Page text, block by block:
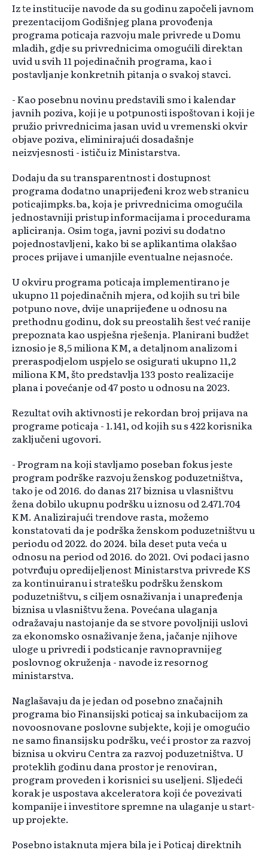
Iz te institucije navode da su godinu započeli javnom
prezentacijom Godišnjeg plana provođenja
programa poticaja razvoju male privrede u Domu
mladih, gdje su privrednicima omogućili direktan
uvid u svih 11 pojedinačnih programa, kao i
postavljanje konkretnih pitanja o svakoj stavci.
- Kao posebnu novinu predstavili smo i kalendar
javnih poziva, koji je u potpunosti ispoštovan i koji je
pružio privrednicima jasan uvid u vremenski okvir
objave poziva, eliminirajući dosadašnje
neizvjesnosti - ističu iz Ministarstva.
Dodaju da su transparentnost i dostupnost
programa dodatno unaprijeđeni kroz web stranicu
poticajimpks.ba, koja je privrednicima omogućila
jednostavniji pristup informacijama i procedurama
apliciranja. Osim toga, javni pozivi su dodatno
pojednostavljeni, kako bi se aplikantima olakšao
proces prijave i umanjile eventualne nejasnoće.
U okviru programa poticaja implementirano je
ukupno 11 pojedinačnih mjera, od kojih su tri bile
potpuno nove, dvije unaprijeđene u odnosu na
prethodnu godinu, dok su preostalih šest već ranije
prepoznata kao uspješna rješenja. Planirani budžet
iznosio je 8,5 miliona KM, a detaljnom analizom i
preraspodjelom uspjelo se osigurati ukupno 11,2
miliona KM, što predstavlja 133 posto realizacije
plana i povećanje od 47 posto u odnosu na 2023.
Rezultat ovih aktivnosti je rekordan broj prijava na
programe poticaja - 1.141, od kojih su s 422 korisnika
zaključeni ugovori.
- Program na koji stavljamo poseban fokus jeste
program podrške razvoju ženskog poduzetništva,
tako je od 2016. do danas 217 biznisa u vlasništvu
žena dobilo ukupnu podršku u iznosu od 2.471.704
KM. Analizirajući trendove rasta, možemo
konstatovati da je podrška ženskom poduzetništvu u
periodu od 2022. do 2024. bila deset puta veća u
odnosu na period od 2016. do 2021. Ovi podaci jasno
potvrđuju opredijeljenost Ministarstva privrede KS
za kontinuiranu i stratešku podršku ženskom
poduzetništvu, s ciljem osnaživanja i unapređenja
biznisa u vlasništvu žena. Povećana ulaganja
odražavaju nastojanje da se stvore povoljniji uslovi
za ekonomsko osnaživanje žena, jačanje njihove
uloge u privredi i podsticanje ravnopravnijeg
poslovnog okruženja - navode iz resornog
ministarstva.
Naglašavaju da je jedan od posebno značajnih
programa bio Finansijski poticaj sa inkubacijom za
novoosnovane poslovne subjekte, koji je omogućio
ne samo finansijsku podršku, već i prostor za razvoj
biznisa u okviru Centra za razvoj poduzetništva. U
proteklih godinu dana prostor je renoviran,
program proveden i korisnici su useljeni. Sljedeći
korak je uspostava akceleratora koji će povezivati
kompanije i investitore spremne na ulaganje u start-
up projekte.
Posebno istaknuta mjera bila je i Poticaj direktnih